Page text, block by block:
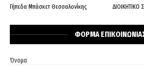
Γήπεδα Μπάσκετ Θεσσαλονίκης
ΔΙΟΙΚΗΤΙΚΟ
ΦΟΡΜΑ
Όνομα